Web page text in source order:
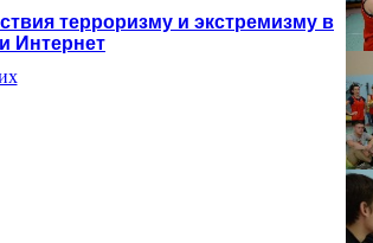
терроризму и экстремизму в
Интернет